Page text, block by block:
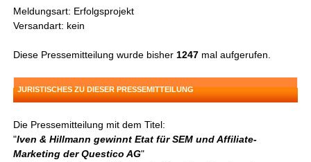
Meldungsart: Erfolgsprojekt
Versandart: kein
Diese Pressemitteilung wurde bisher 1247 mal aufgerufen.
JURISTISCHES ZU DIESER PRESSEMITTEILUNG
Die Pressemitteilung mit dem Titel:
"Iven & Hillmann gewinnt Etat für SEM und Affiliate-
Marketing der Questico AG"